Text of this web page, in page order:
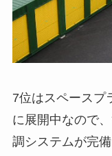
7位はスペースプ
に展開中なので
調システムが完